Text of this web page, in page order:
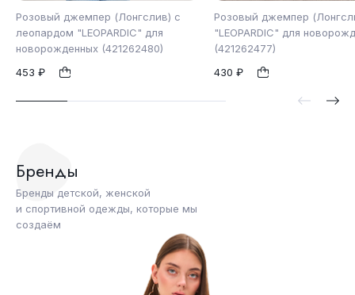
Розовый джемпер (Лонгслив) с
леопардом "LEOPARDIC" для
новорожденных (421262480)
453 ₽
1
Розовый джемпер
"LEOPARDIC" для
(421262477)
430 ₽
1
Бренды
Бренды детской, женской
и спортивной одежды, которые мы
создаём